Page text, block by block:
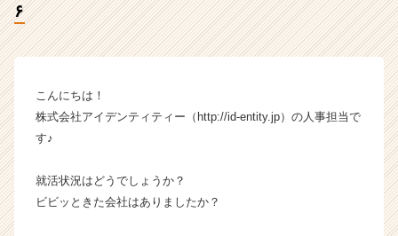
ン
ー・
長
۶
こんにちは！
株式会社アイデンティティー（http://id-entity.jp）の人事担当で
す♪
就活状況はどうでしょうか？
ビビッときた会社はありましたか？